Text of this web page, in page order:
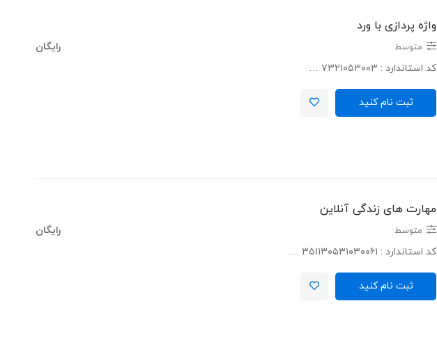
واژه پردازی با ورد
متوسط
کد استاندارد : ۷۳۲۱۰۵۳۰۰۳ …
رایگان
ثبت نام کنید
مهارت های زندگی آنلاین
متوسط
کد استاندارد : ۳۵۱۱۳۰۵۳۱۰۳۰۰۶۱ …
رایگان
ثبت نام کنید